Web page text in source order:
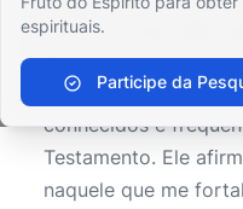
espirituais.
Participe da
0 0 583
Filipenses 4:13é um
conhecidos e
Testamento. Ele
naquele que me